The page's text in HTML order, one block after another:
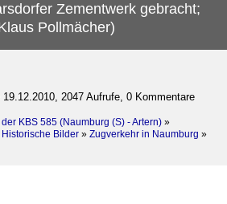
Zementwerk gebracht;
Pollmächer)
19.12.2010, 2047 Aufrufe, 0 Kommentare
KBS 585 (Naumburg (S) - Artern) »
Historische Bilder » Zugverkehr in Naumburg »